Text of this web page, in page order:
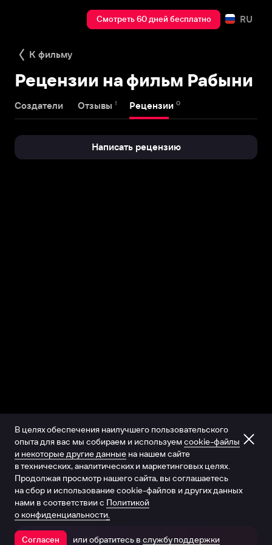
Смотреть 60 дней бесплатно RU
К фильму
Рецензии на фильм Рабыни
Создатели Отзывы 1 Рецензии 0
Написать рецензию
Открыть в приложении
В целях обеспечения наилучшего пользовательского
опыта для вас мы собираем и используем cookie-файлы
и некоторые другие данные на нашем сайте
в технических, аналитических и маркетинговых целях.
Продолжая просмотр нашего сайта, вы соглашаетесь
на сбор и использование cookie-файлов и других данных
нами в соответствии с Политикой
о конфиденциальности.
Согласен или обратитесь в службу поддержки